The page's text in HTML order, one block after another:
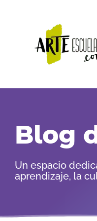
Blog
Un espacio
aprendizaje, la